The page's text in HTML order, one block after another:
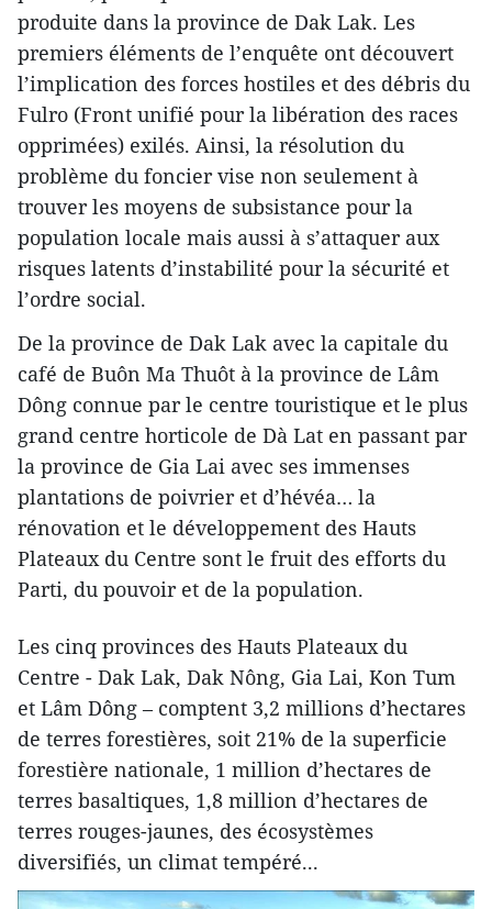
produite dans la province de Dak Lak. Les
premiers éléments de l’enquête ont découvert
l’implication des forces hostiles et des débris du
Fulro (Front unifié pour la libération des races
opprimées) exilés. Ainsi, la résolution du
problème du foncier vise non seulement à
trouver les moyens de subsistance pour la
population locale mais aussi à s’attaquer aux
risques latents d’instabilité pour la sécurité et
l’ordre social.
De la province de Dak Lak avec la capitale du
café de Buôn Ma Thuôt à la province de Lâm
Dông connue par le centre touristique et le plus
grand centre horticole de Dà Lat en passant par
la province de Gia Lai avec ses immenses
plantations de poivrier et d’hévéa… la
rénovation et le développement des Hauts
Plateaux du Centre sont le fruit des efforts du
Parti, du pouvoir et de la population.
Les cinq provinces des Hauts Plateaux du
Centre - Dak Lak, Dak Nông, Gia Lai, Kon Tum
et Lâm Dông – comptent 3,2 millions d’hectares
de terres forestières, soit 21% de la superficie
forestière nationale, 1 million d’hectares de
terres basaltiques, 1,8 million d’hectares de
terres rouges-jaunes, des écosystèmes
diversifiés, un climat tempéré...